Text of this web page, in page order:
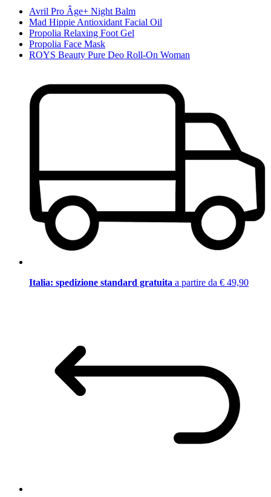
Avril Pro Âge+ Night Balm
Mad Hippie Antioxidant Facial Oil
Propolia Relaxing Foot Gel
Propolia Face Mask
ROYS Beauty Pure Deo Roll-On Woman
Italia: spedizione standard gratuita a partire da € 49,90